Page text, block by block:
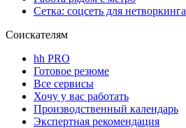
Сетка: соцсеть для нетворкинга
Соискателям
hh PRO
Готовое резюме
Все сервисы
Хочу у вас работать
Производственный календарь
Экспертная рекомендация